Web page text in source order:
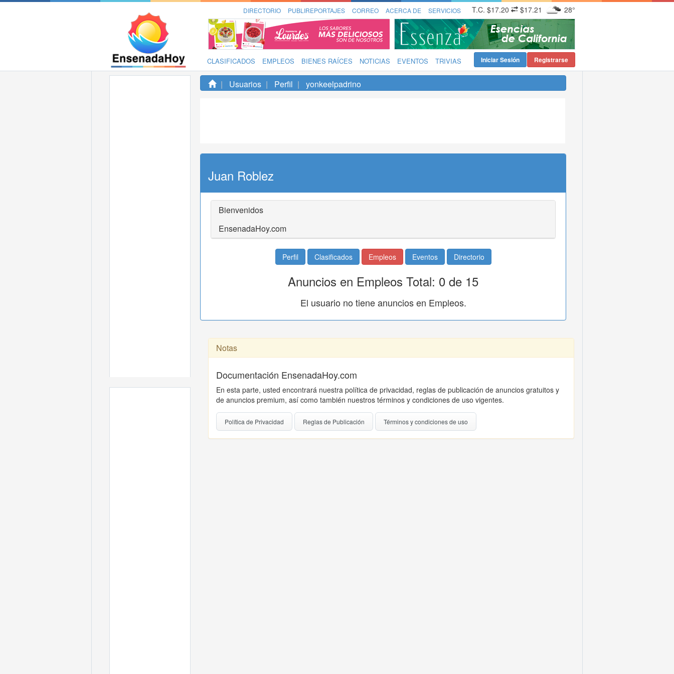
DIRECTORIO PUBLIREPORTAJES CORREO ACERCA DE SERVICIOS T.C. $17.20 $17.21 28°
CLASIFICADOS EMPLEOS BIENES RAÍCES NOTICIAS EVENTOS TRIVIAS Registrarse
Iniciar Sesión
Usuarios Perfil yonkeelpadrino
Juan Roblez
Bienvenidos
EnsenadaHoy.com
Perfil Clasificados Empleos Eventos Directorio
Anuncios en Empleos Total: 0 de 15
El usuario no tiene anuncios en Empleos.
Notas
Documentación EnsenadaHoy.com
En esta parte, usted encontrará nuestra política de privacidad, reglas de publicación de anuncios gratuitos y
de anuncios premium, así como también nuestros términos y condiciones de uso vigentes.
Política de Privacidad Reglas de Publicación Términos y condiciones de uso